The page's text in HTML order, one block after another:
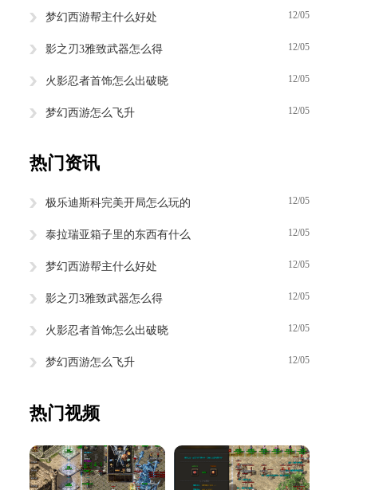
梦幻西游帮主什么好处 12/05
影之刃3雅致武器怎么得 12/05
火影忍者首饰怎么出破晓 12/05
梦幻西游怎么飞升 12/05
热门资讯
极乐迪斯科完美开局怎么玩的 12/05
泰拉瑞亚箱子里的东西有什么 12/05
梦幻西游帮主什么好处 12/05
影之刃3雅致武器怎么得 12/05
火影忍者首饰怎么出破晓 12/05
梦幻西游怎么飞升 12/05
热门视频